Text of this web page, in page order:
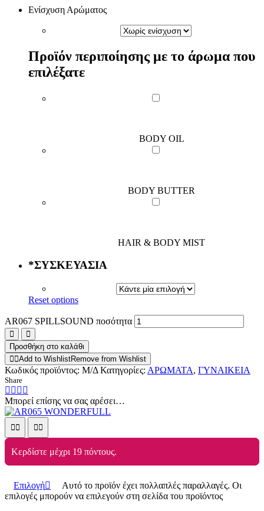
Ενίσχυση Αρώματος
Προϊόν περιποίησης με το άρωμα που
επιλέξατε
BODY OIL
BODY BUTTER
HAIR & BODY MIST
*ΣΥΣΚΕΥΑΣΙΑ
Reset options
AR067 SPILLSOUND ποσότητα
Προσθήκη στο καλάθι
Add to WishlistRemove from Wishlist
Κωδικός προϊόντος: Μ/Δ Κατηγορίες: ΑΡΩΜΑΤΑ, ΓΥΝΑΙΚΕΙΑ
Share
Μπορεί επίσης να σας αρέσει…
Κερδίστε μέχρι 19 πόντους.
Επιλογή
Αυτό το προϊόν έχει πολλαπλές παραλλαγές. Οι
επιλογές μπορούν να επιλεγούν στη σελίδα του προϊόντος